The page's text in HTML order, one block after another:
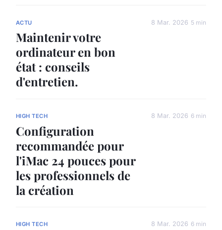
ACTU
Maintenir votre
ordinateur en bon
état : conseils
d'entretien.
8 Mar. 2026 5 min
HIGH TECH
Configuration
recommandée pour
l'iMac 24 pouces pour
les professionnels de
la création
8 Mar. 2026 6 min
HIGH TECH 8 Mar. 2026 6 min